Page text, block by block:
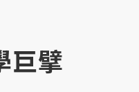
巨擘